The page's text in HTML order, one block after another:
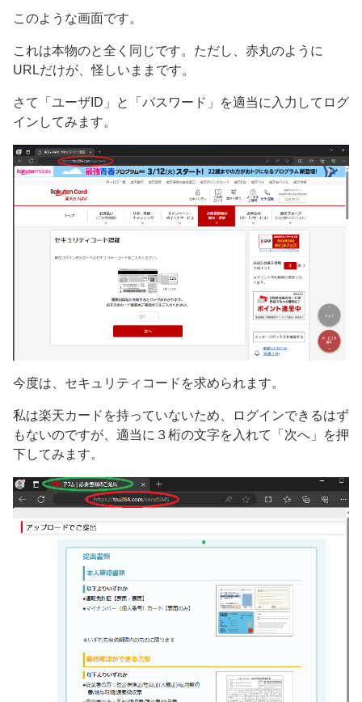
このような画面です。
これは本物のと全く同じです。ただし、赤丸のように
URLだけが、怪しいままです。
さて「ユーザID」と「パスワード」を適当に入力してログ
インしてみます。
今度は、セキュリティコードを求められます。
私は楽天カードを持っていないため、ログインできるはず
もないのですが、適当に３桁の文字を入れて「次へ」を押
下してみます。